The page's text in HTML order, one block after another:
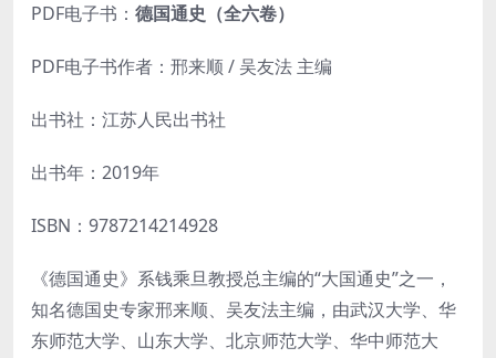
PDF电子书： 德国通史（全六卷）
PDF电子书作者：邢来顺 / 吴友法 主编
出书社：江苏人民出书社
出书年：2019年
ISBN：9787214214928
《德国通史》系钱乘旦教授总主编的“大国通史”之一，
知名德国史专家邢来顺、吴友法主编，由武汉大学、华
东师范大学、山东大学、北京师范大学、华中师范大